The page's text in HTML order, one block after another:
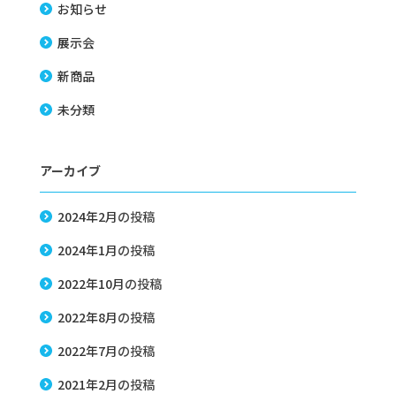
お知らせ
展示会
新商品
未分類
アーカイブ
2024年2月の投稿
2024年1月の投稿
2022年10月の投稿
2022年8月の投稿
2022年7月の投稿
2021年2月の投稿